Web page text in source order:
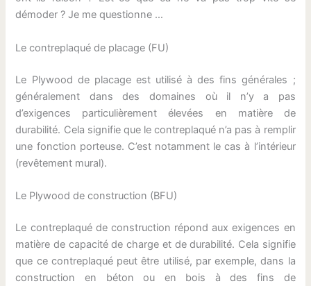
démoder ? Je me questionne …
Le contreplaqué de placage (FU)
Le Plywood de placage est utilisé à des fins générales ;
généralement dans des domaines où il n’y a pas
d’exigences particulièrement élevées en matière de
durabilité. Cela signifie que le contreplaqué n’a pas à remplir
une fonction porteuse. C’est notamment le cas à l’intérieur
(revêtement mural).
Le Plywood de construction (BFU)
Le contreplaqué de construction répond aux exigences en
matière de capacité de charge et de durabilité. Cela signifie
que ce contreplaqué peut être utilisé, par exemple, dans la
construction en béton ou en bois à des fins de